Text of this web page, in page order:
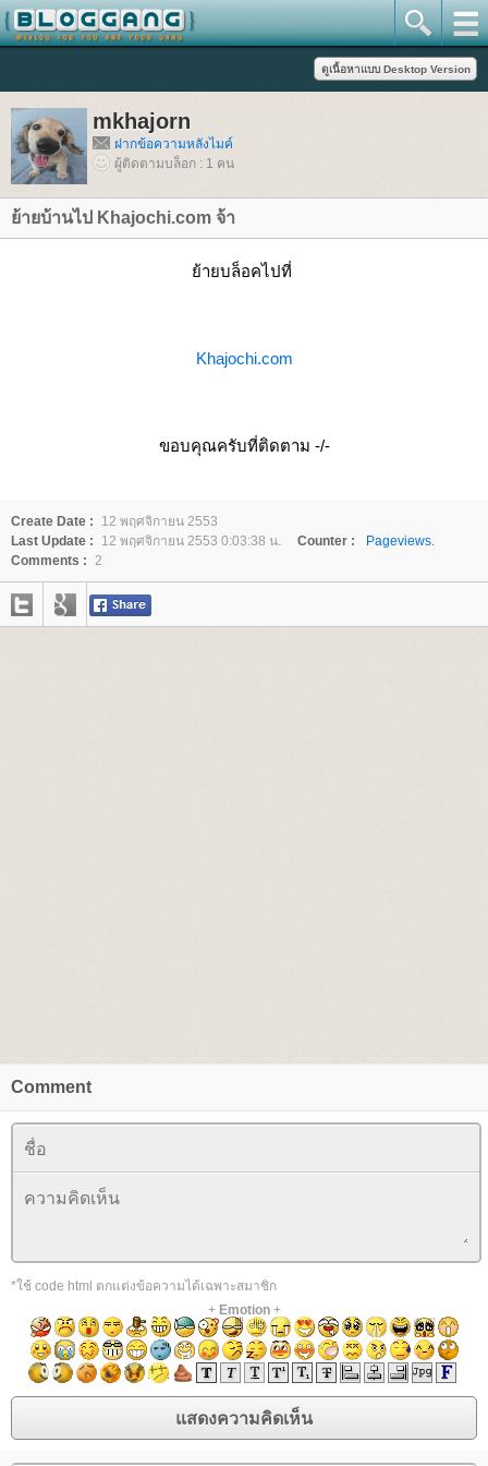
mkhajorn
ฝากข้อความหลังไมค์
ผู้ติดตามบล็อก : 1 คน
้ายบ้านไป Khajochi.com จ้า
้ายบล็อคไปที่
Khajochi.com
ขอบคุณครับที่ติดตาม -/-
Create Date :
12 พฤศจิกายน 2553
Last Update :
12 พฤศจิกายน 2553 0:03:38 น. Counter :
Pageviews.
Comments : 2
Comment
*ใช้ code html ตกแต่งข้อความได้เฉพาะสมาชิก
+ Emotion+